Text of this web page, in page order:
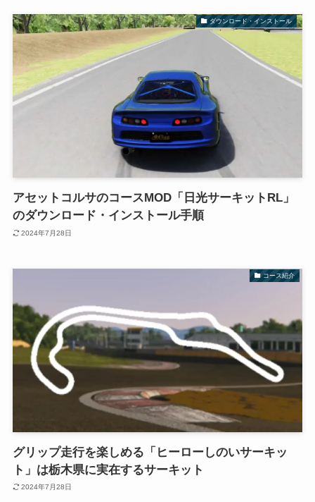
ダウンロード・インストール
アセットコルサのコースMOD「日光サーキットRL」
のダウンロード・インストール手順
2024年7月28日
コース紹介
グリップ走行を楽しめる「ヒーローしのいサーキッ
ト」は栃木県に実在するサーキット
2024年7月28日